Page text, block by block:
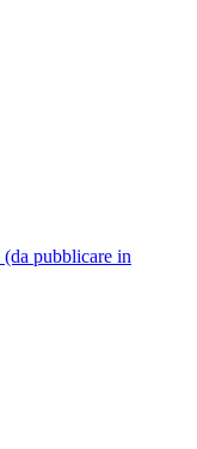
pubblicare in